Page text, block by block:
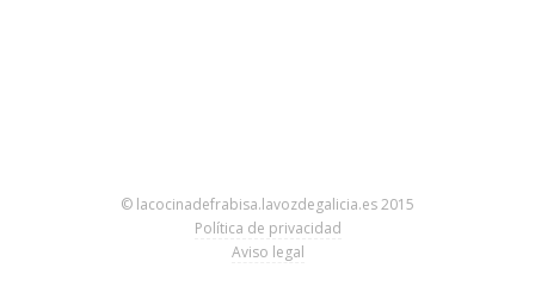
© lacocinadefrabisa.lavozdegalicia.es 2015
Política de privacidad
Aviso legal